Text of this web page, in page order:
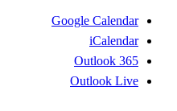
Google Calendar
iCalendar
Outlook 365
Outlook Live